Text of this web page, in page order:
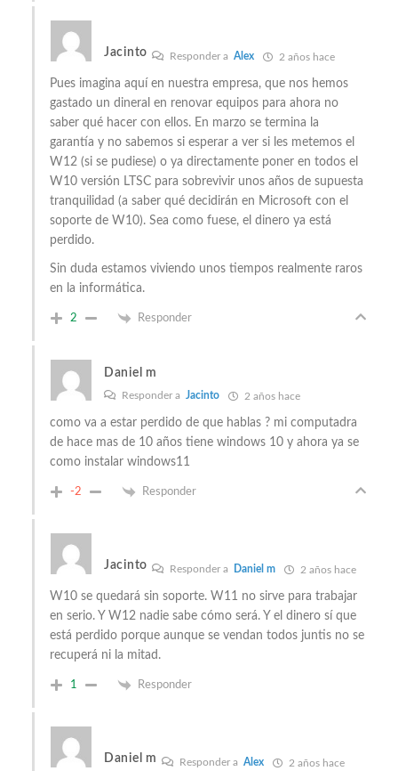
Jacinto Responder a Alex 2 años hace
Pues imagina aquí en nuestra empresa, que nos hemos
gastado un dineral en renovar equipos para ahora no
saber qué hacer con ellos. En marzo se termina la
garantía y no sabemos si esperar a ver si les metemos el
W12 (si se pudiese) o ya directamente poner en todos el
W10 versión LTSC para sobrevivir unos años de supuesta
tranquilidad (a saber qué decidirán en Microsoft con el
soporte de W10). Sea como fuese, el dinero ya está
perdido.
Sin duda estamos viviendo unos tiempos realmente raros
en la informática.
2 Responder
Daniel m
Responder a Jacinto 2 años hace
como va a estar perdido de que hablas ? mi computadra
de hace mas de 10 años tiene windows 10 y ahora ya se
como instalar windows11
-2 Responder
Jacinto Responder a Daniel m 2 años hace
W10 se quedará sin soporte. W11 no sirve para trabajar
en serio. Y W12 nadie sabe cómo será. Y el dinero sí que
está perdido porque aunque se vendan todos juntis no se
recuperá ni la mitad.
1 Responder
Daniel m Responder a Alex 2 años hace